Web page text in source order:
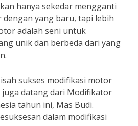
hanya sekedar mengganti
yang baru, tapi lebih
adalah seni untuk
unik dan berbeda dari yang
sukses modifikasi motor
datang dari Modifikator
tahun ini, Mas Budi.
dalam modifikasi